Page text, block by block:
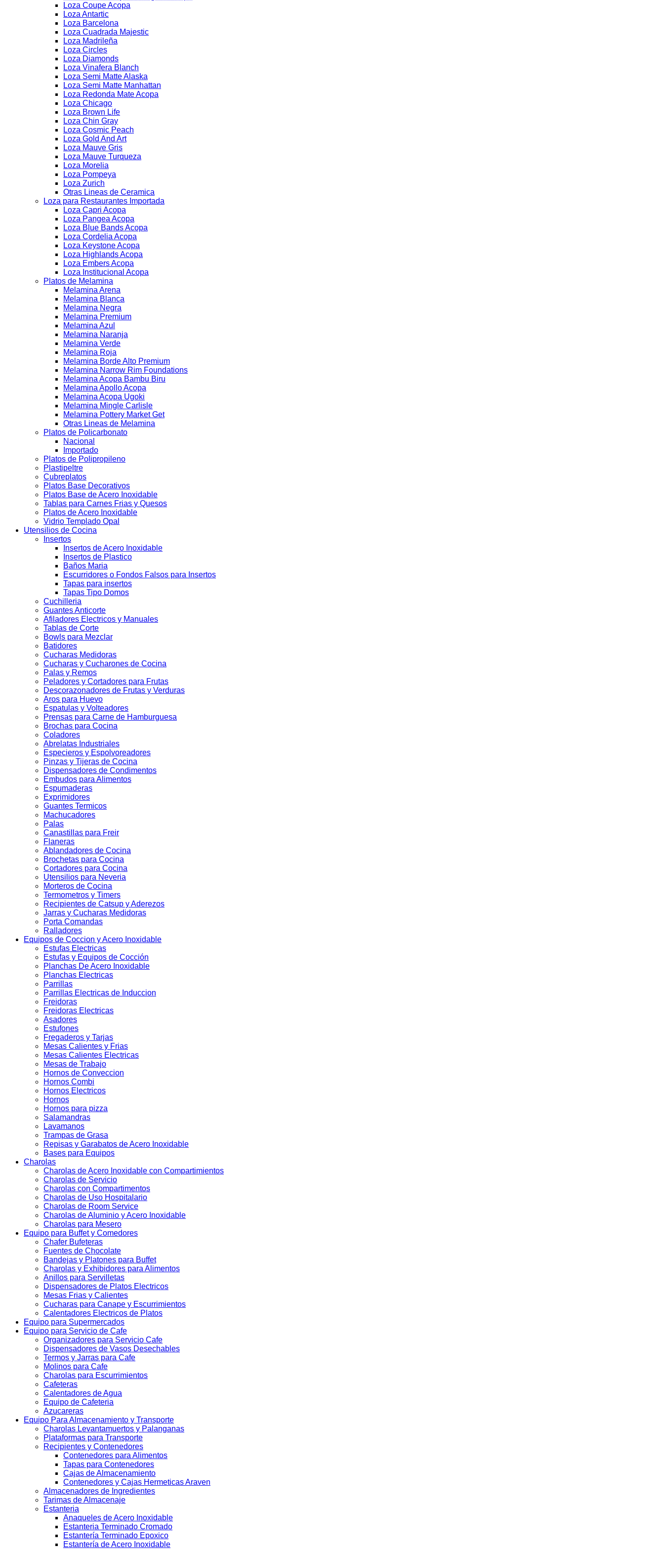
Loza Coupe Acopa
Loza Antartic
Loza Barcelona
Loza Cuadrada Majestic
Loza Madrileña
Loza Circles
Loza Diamonds
Loza Vinafera Blanch
Loza Semi Matte Alaska
Loza Semi Matte Manhattan
Loza Redonda Mate Acopa
Loza Chicago
Loza Brown Life
Loza Chin Gray
Loza Cosmic Peach
Loza Gold And Art
Loza Mauve Gris
Loza Mauve Turqueza
Loza Morelia
Loza Pompeya
Loza Zurich
Otras Lineas de Ceramica
Loza para Restaurantes Importada
Loza Capri Acopa
Loza Pangea Acopa
Loza Blue Bands Acopa
Loza Cordelia Acopa
Loza Keystone Acopa
Loza Highlands Acopa
Loza Embers Acopa
Loza Institucional Acopa
Platos de Melamina
Melamina Arena
Melamina Blanca
Melamina Negra
Melamina Premium
Melamina Azul
Melamina Naranja
Melamina Verde
Melamina Roja
Melamina Borde Alto Premium
Melamina Narrow Rim Foundations
Melamina Acopa Bambu Biru
Melamina Apollo Acopa
Melamina Acopa Ugoki
Melamina Mingle Carlisle
Melamina Pottery Market Get
Otras Lineas de Melamina
Platos de Policarbonato
Nacional
Importado
Platos de Polipropileno
Plastipeltre
Cubreplatos
Platos Base Decorativos
Platos Base de Acero Inoxidable
Tablas para Carnes Frias y Quesos
Platos de Acero Inoxidable
Vidrio Templado Opal
Utensilios de Cocina
Insertos
Insertos de Acero Inoxidable
Insertos de Plastico
Baños Maria
Escurridores o Fondos Falsos para Insertos
Tapas para insertos
Tapas Tipo Domos
Cuchilleria
Guantes Anticorte
Afiladores Electricos y Manuales
Tablas de Corte
Bowls para Mezclar
Batidores
Cucharas Medidoras
Cucharas y Cucharones de Cocina
Palas y Remos
Peladores y Cortadores para Frutas
Descorazonadores de Frutas y Verduras
Aros para Huevo
Espatulas y Volteadores
Prensas para Carne de Hamburguesa
Brochas para Cocina
Coladores
Abrelatas Industriales
Especieros y Espolvoreadores
Pinzas y Tijeras de Cocina
Dispensadores de Condimentos
Embudos para Alimentos
Espumaderas
Exprimidores
Guantes Termicos
Machucadores
Palas
Canastillas para Freir
Flaneras
Ablandadores de Cocina
Brochetas para Cocina
Cortadores para Cocina
Utensilios para Neveria
Morteros de Cocina
Termometros y Timers
Recipientes de Catsup y Aderezos
Jarras y Cucharas Medidoras
Porta Comandas
Ralladores
Equipos de Coccion y Acero Inoxidable
Estufas Electricas
Estufas y Equipos de Cocción
Planchas De Acero Inoxidable
Planchas Electricas
Parrillas
Parrillas Electricas de Induccion
Freidoras
Freidoras Electricas
Asadores
Estufones
Fregaderos y Tarjas
Mesas Calientes y Frias
Mesas Calientes Electricas
Mesas de Trabajo
Hornos de Conveccion
Hornos Combi
Hornos Electricos
Hornos
Hornos para pizza
Salamandras
Lavamanos
Trampas de Grasa
Repisas y Garabatos de Acero Inoxidable
Bases para Equipos
Charolas
Charolas de Acero Inoxidable con Compartimientos
Charolas de Servicio
Charolas con Compartimentos
Charolas de Uso Hospitalario
Charolas de Room Service
Charolas de Aluminio y Acero Inoxidable
Charolas para Mesero
Equipo para Buffet y Comedores
Chafer Bufeteras
Fuentes de Chocolate
Bandejas y Platones para Buffet
Charolas y Exhibidores para Alimentos
Anillos para Servilletas
Dispensadores de Platos Electricos
Mesas Frias y Calientes
Cucharas para Canape y Escurrimientos
Calentadores Electricos de Platos
Equipo para Supermercados
Equipo para Servicio de Cafe
Organizadores para Servicio Cafe
Dispensadores de Vasos Desechables
Termos y Jarras para Cafe
Molinos para Cafe
Charolas para Escurrimientos
Cafeteras
Calentadores de Agua
Equipo de Cafeteria
Azucareras
Equipo Para Almacenamiento y Transporte
Charolas Levantamuertos y Palanganas
Plataformas para Transporte
Recipientes y Contenedores
Contenedores para Alimentos
Tapas para Contenedores
Cajas de Almacenamiento
Contenedores y Cajas Hermeticas Araven
Almacenadores de Ingredientes
Tarimas de Almacenaje
Estanteria
Anaqueles de Acero Inoxidable
Estanteria Terminado Cromado
Estantería Terminado Epoxico
Estantería de Acero Inoxidable